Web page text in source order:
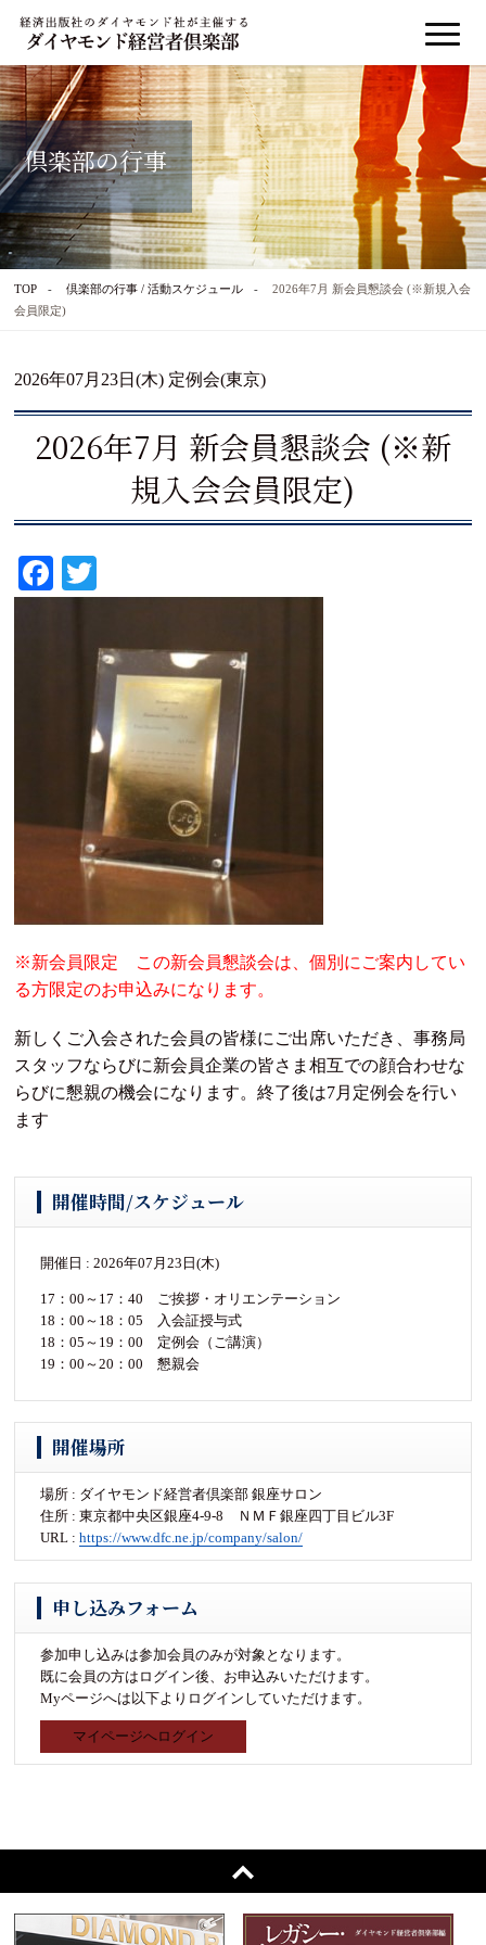
倶楽部の行事
TOP 倶楽部の行事 / 活動スケジュール
2026年7月 新会員懇談会 (※新規入会
会員限定)
2026年07月23日(木) 定例会(東京)
2026年7月 新会員懇談会 (※新
規入会会員限定)
Fa
ce wi
tte
r
※新会員限定 この新会員懇談会は、個別にご案内してい
る方限定のお申込みになります。
新しくご入会された会員の皆様にご出席いただき、事務局
スタッフならびに新会員企業の皆さま相互での顔合わせな
らびに懇親の機会になります。終了後は7月定例会を行い
ます
開催時間/スケジュール
開催日 : 2026年07月23日(木)
17：00～17：40 ご挨拶・オリエンテーション
18：00～18：05 入会証授与式
18：05～19：00 定例会（ご講演）
19：00～20：00 懇親会
開催場所
場所 : ダイヤモンド経営者倶楽部 銀座サロン
住所 : 東京都中央区銀座4-9-8 ＮＭＦ銀座四丁目ビル3F
URL :https://www.dfc.ne.jp/company/salon/
申し込みフォーム
参加申し込みは参加会員のみが対象となります。
既に会員の方はログイン後、お申込みいただけます。
Myページへは以下よりログインしていただけます。
マイページへログイン